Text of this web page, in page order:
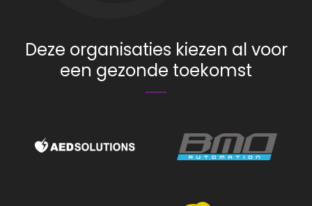
Deze organisaties kiezen al voor
een gezonde toekomst